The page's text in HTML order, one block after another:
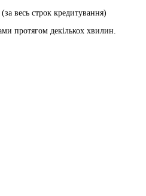
весь строк кредитування)
протягом декількох хвилин.